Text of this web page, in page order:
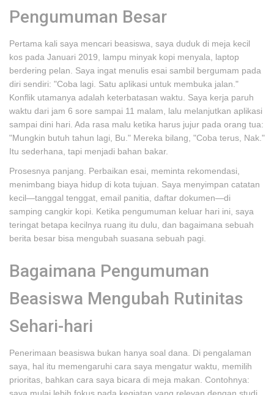
Pengumuman Besar
Pertama kali saya mencari beasiswa, saya duduk di meja kecil
kos pada Januari 2019, lampu minyak kopi menyala, laptop
berdering pelan. Saya ingat menulis esai sambil bergumam pada
diri sendiri: "Coba lagi. Satu aplikasi untuk membuka jalan."
Konflik utamanya adalah keterbatasan waktu. Saya kerja paruh
waktu dari jam 6 sore sampai 11 malam, lalu melanjutkan aplikasi
sampai dini hari. Ada rasa malu ketika harus jujur pada orang tua:
"Mungkin butuh tahun lagi, Bu." Mereka bilang, "Coba terus, Nak."
Itu sederhana, tapi menjadi bahan bakar.
Prosesnya panjang. Perbaikan esai, meminta rekomendasi,
menimbang biaya hidup di kota tujuan. Saya menyimpan catatan
kecil—tanggal tenggat, email panitia, daftar dokumen—di
samping cangkir kopi. Ketika pengumuman keluar hari ini, saya
teringat betapa kecilnya ruang itu dulu, dan bagaimana sebuah
berita besar bisa mengubah suasana sebuah pagi.
Bagaimana Pengumuman
Beasiswa Mengubah Rutinitas
Sehari-hari
Penerimaan beasiswa bukan hanya soal dana. Di pengalaman
saya, hal itu memengaruhi cara saya mengatur waktu, memilih
prioritas, bahkan cara saya bicara di meja makan. Contohnya: